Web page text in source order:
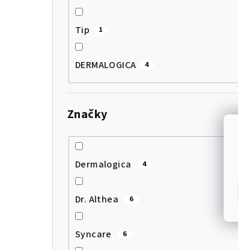
Tip 1
DERMALOGICA 4
Značky
Dermalogica 4
Dr. Althea 6
Syncare 6